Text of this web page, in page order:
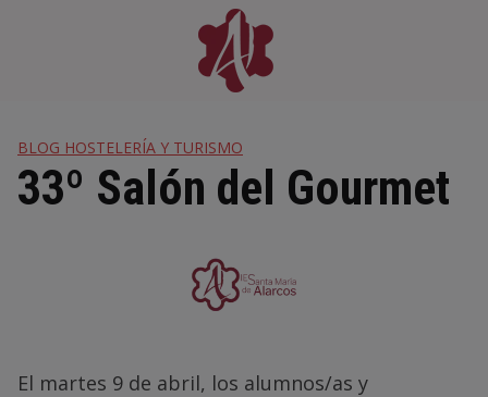
BLOG HOSTELERÍA Y TURISMO
33º Salón del Gourmet
El martes 9 de abril, los alumnos/as y